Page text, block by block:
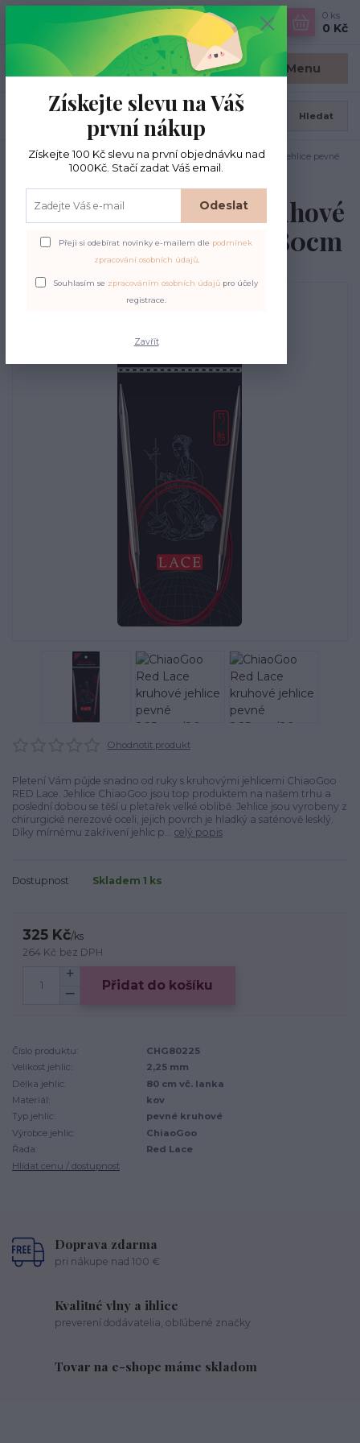
Menu
CZK
Hledat
0 ks
0 Kč
Úvod Jehlice kruhové pevné
ChiaoGoo Red Lace kruhové jehlice pevné
2,25mm/80cm
ChiaoGoo Red Lace kruhové
jehlice pevné 2,25mm/80cm
Ohodnotit produkt
Pletení Vám půjde snadno od ruky s kruhovými jehlicemi ChiaoGoo
RED Lace. Jehlice ChiaoGoo jsou top produktem na našem trhu a
poslední dobou se těší u pletařek velké oblibě. Jehlice jsou vyrobeny z
chirurgické nerezové oceli, jejich povrch je hladký a saténově lesklý.
Díky mírnému zakřivení jehlic p... celý popis
Dostupnost Skladem 1 ks
325 Kč/ks
264 Kč bez DPH
Přidat do košíku
Číslo produktu:
CHG80225
Velikost jehlic:
2,25 mm
Délka jehlic:
80 cm vč. lanka
Materiál:
kov
Typ jehlic:
pevné kruhové
Výrobce jehlic:
ChiaoGoo
Řada:
Red Lace
Hlídat cenu / dostupnost
Doprava zdarma
pri nákupe nad 100 €
Kvalitné vlny a ihlice
preverení dodávatelia, obľúbené značky
Tovar na e-shope máme skladom
Získejte slevu na Váš
první nákup
Získejte 100 Kč slevu na první objednávku nad
1000Kč. Stačí zadat Váš email.
Odeslat
Přeji si odebírat novinky e-mailem dle podmínek
zpracování osobních údajů.
Souhlasím se zpracováním osobních údajůpro účely
registrace.
Zavřít